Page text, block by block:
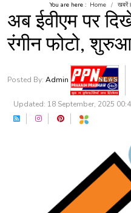
You are here : Home खबरें
अब ईवीएम पर
रंगीन फोटो,
Posted By: Admin
Updated: 18 September, 2025